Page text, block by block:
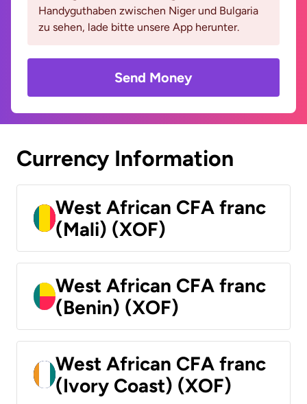
Handyguthaben zwischen Niger und Bulgaria
zu sehen, lade bitte unsere App herunter.
Send Money
Currency Information
West African CFA franc
(Mali) (XOF)
West African CFA franc
(Benin) (XOF)
West African CFA franc
(Ivory Coast) (XOF)